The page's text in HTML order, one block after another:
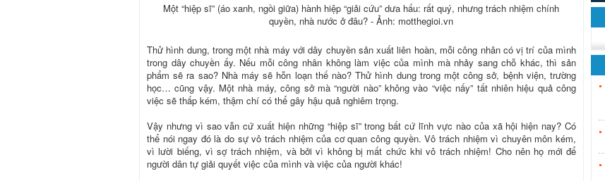
Một “hiệp sĩ” (áo xanh, ngồi giữa) hành hiệp “giải cứu” dưa hấu: rất quý, nhưng trách nhiệm chính
quyền, nhà nước ở đâu? - Ảnh: motthegioi.vn
Thử hình dung, trong một nhà máy với dây chuyền sản xuất liên hoàn, mỗi công nhân có vị trí của mình
trong dây chuyền ấy. Nếu mỗi công nhân không làm việc của mình mà nhảy sang chỗ khác, thì sản
phẩm sẽ ra sao? Nhà máy sẽ hỗn loạn thế nào? Thử hình dung trong một công sở, bệnh viện, trường
học… cũng vậy. Một nhà máy, công sở mà “người nào” không vào “việc nấy” tất nhiên hiệu quả công
việc sẽ thấp kém, thậm chí có thể gây hậu quả nghiêm trọng.
Vậy nhưng vì sao vẫn cứ xuất hiện những “hiệp sĩ” trong bất cứ lĩnh vực nào của xã hội hiện nay? Có
thể nói ngay đó là do sự vô trách nhiệm của cơ quan công quyền. Vô trách nhiệm vì chuyên môn kém,
vì lười biếng, vì sợ trách nhiệm, và bởi vì không bị mất chức khi vô trách nhiệm! Cho nên họ mới để
người dân tự giải quyết việc của mình và việc của người khác!